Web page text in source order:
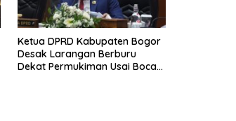
Ketua DPRD Kabupaten Bogor
Desak Larangan Berburu
Dekat Permukiman Usai Bocah